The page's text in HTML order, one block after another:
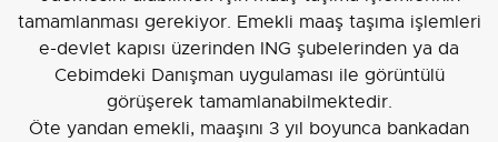
tamamlanması gerekiyor. Emekli maaş taşıma işlemleri
e-devlet kapısı üzerinden ING şubelerinden ya da
Cebimdeki Danışman uygulaması ile görüntülü
görüşerek tamamlanabilmektedir.
Öte yandan emekli, maaşını 3 yıl boyunca bankadan